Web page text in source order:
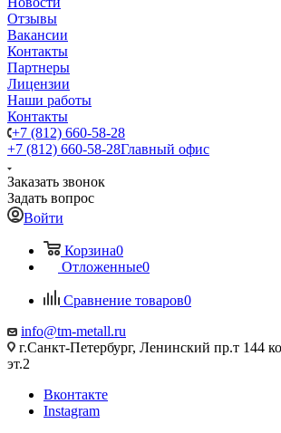
Отзывы
Вакансии
Контакты
Партнеры
Лицензии
Наши работы
Контакты
+7 (812) 660-58-28
+7 (812) 660-58-28Главный офис
Заказать звонок
Задать вопрос
Войти
Корзина0
Отложенные0
Сравнение товаров0
info@tm-metall.ru
г.Санкт-Петербург, Ленинский пр.т 144
эт.2
Вконтакте
Instagram